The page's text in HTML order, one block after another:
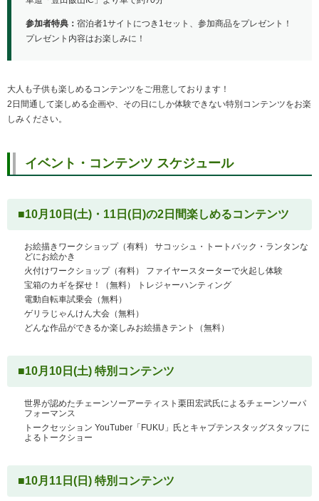
参加者特典： 宿泊者1サイトにつき1セット、参加商品をプレゼント！
プレゼント内容はお楽しみに！
大人も子供も楽しめるコンテンツをご用意しております！
2日間通して楽しめる企画や、その日にしか体験できない特別コンテンツをお楽
しみください。
イベント・コンテンツ スケジュール
■10月10日(土)・11日(日)の2日間楽しめるコンテンツ
お絵描きワークショップ（有料） サコッシュ・トートバック・ランタンな
どにお絵かき
火付けワークショップ（有料） ファイヤースターターで火起し体験
宝箱のカギを探せ！（無料） トレジャーハンティング
電動自転車試乗会（無料）
ゲリラじゃんけん大会（無料）
どんな作品ができるか楽しみお絵描きテント（無料）
■10月10日(土) 特別コンテンツ
世界が認めたチェーンソーアーティスト栗田宏武氏によるチェーンソーパ
フォーマンス
トークセッション YouTuber「FUKU」氏とキャプテンスタッグスタッフに
よるトークショー
■10月11日(日) 特別コンテンツ